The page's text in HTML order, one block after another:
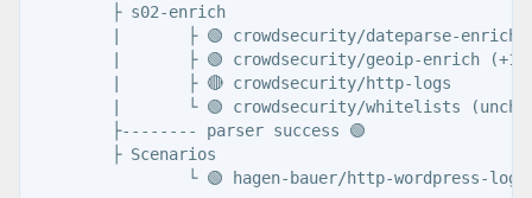
        ├ s02-enrich
|       ├ 🟢 crowdsecurity/dateparse-enrich
|       ├ 🟢 crowdsecurity/geoip-enrich
        |       ├ 🔴 crowdsecurity/http-logs
|       └ 🟢 crowdsecurity/whitelists
        ├-------- parser success 🟢
        ├ Scenarios